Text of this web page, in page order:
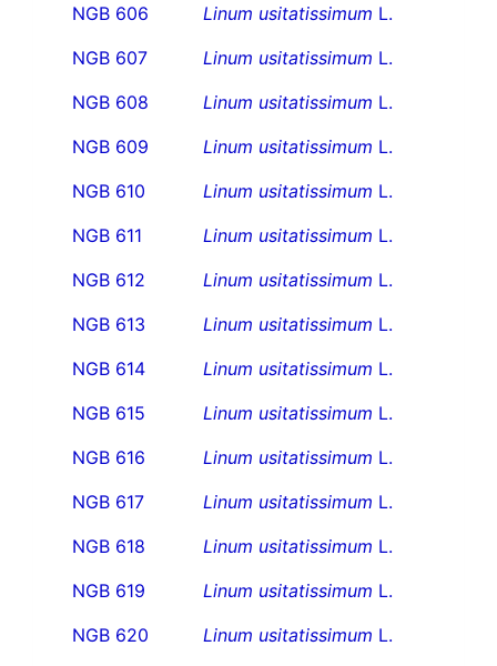
NGB 606
Linum usitatissimum L.
NGB 607
Linum usitatissimum L.
NGB 608
Linum usitatissimum L.
NGB 609
Linum usitatissimum L.
NGB 610
Linum usitatissimum L.
NGB 611
Linum usitatissimum L.
NGB 612
Linum usitatissimum L.
NGB 613
Linum usitatissimum L.
NGB 614
Linum usitatissimum L.
NGB 615
Linum usitatissimum L.
NGB 616
Linum usitatissimum L.
NGB 617
Linum usitatissimum L.
NGB 618
Linum usitatissimum L.
NGB 619
Linum usitatissimum L.
NGB 620
Linum usitatissimum L.